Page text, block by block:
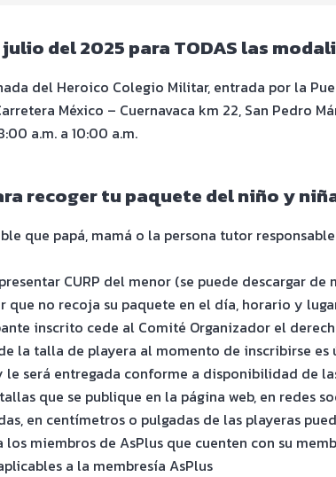
julio del 2025 para TODAS las
del Heroico Colegio Militar, entrada por la
México – Cuernavaca km 22, San Pedro
a.m. a 10:00 a.m.
recoger tu paquete del niño y
que papá, mamá o la persona tutor responsable
CURP del menor (se puede descargar
que no recoja su paquete en el día, horario y
inscrito cede al Comité Organizador el
la talla de playera al momento de inscribirse
le será entregada conforme a disponibilidad de
que se publique en la página web, en redes
en centímetros o pulgadas de las playeras
los miembros de AsPlus que cuenten con su
a la membresía AsPlus